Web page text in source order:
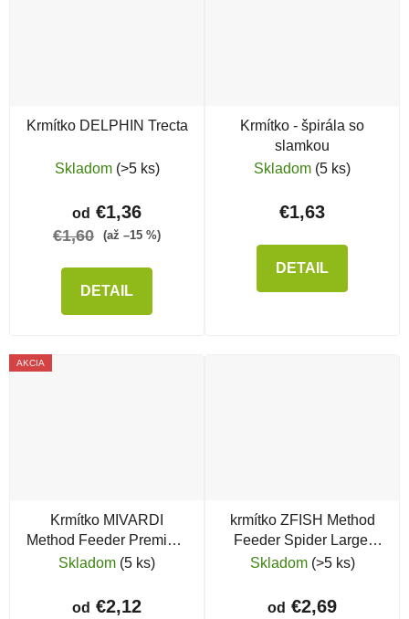
Krmítko DELPHIN Trecta
Skladom (>5 ks)
od €1,36
€1,60 (až –15 %)
DETAIL
Krmítko - špirála so
slamkou
Skladom (5 ks)
€1,63
DETAIL
AKCIA
Krmítko MIVARDI
Method Feeder Premium
XL
Skladom (5 ks)
od €2,12
krmítko ZFISH Method
Feeder Spider Large,
70g
Skladom (>5 ks)
od €2,69